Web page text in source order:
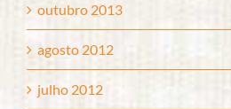
outubro 2013
agosto 2012
julho 2012